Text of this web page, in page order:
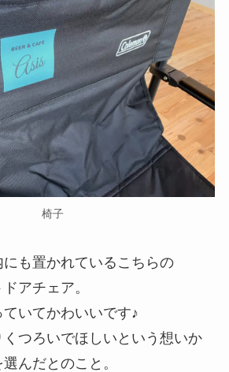
椅子
も置かれているこちらの
アチェア。
いてかわいいです♪
つろいでほしいという想いか
んだとのこと。